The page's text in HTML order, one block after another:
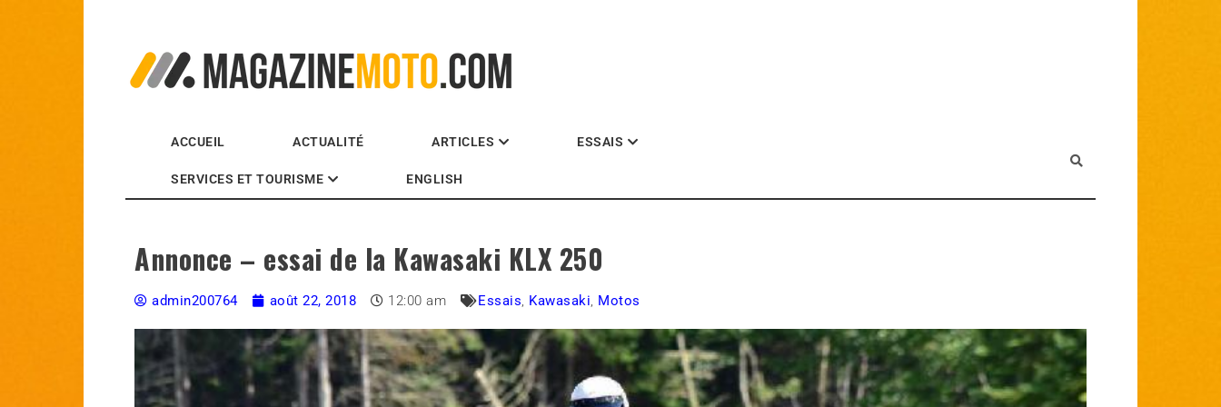
ACCUEIL ACTUALITÉ ARTICLES ESSAIS
SERVICES ET TOURISME ENGLISH
Annonce – essai de la Kawasaki KLX 250
admin200764 août 22, 2018 12:00 am Essais, Kawasaki, Motos